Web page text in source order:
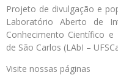
Projeto de divulgação e
Laboratório Aberto de
Conhecimento Científico e
de São Carlos (LAbI –
Visite nossas páginas